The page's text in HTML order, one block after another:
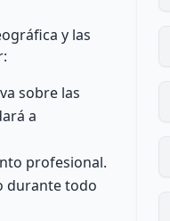
y las
sobre las
a
profesional.
durante todo